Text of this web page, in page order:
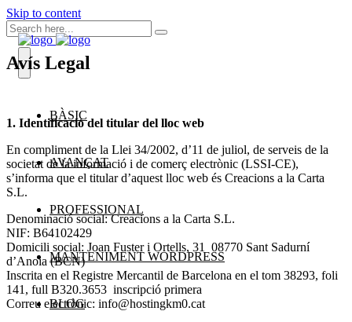
Skip to content
BÀSIC
AVANÇAT
PROFESSIONAL
MANTENIMENT WORDPRESS
BLOG
Avís Legal
1. Identificació del titular del lloc web
En compliment de la Llei 34/2002, d’11 de juliol, de serveis de la
societat de la informació i de comerç electrònic (LSSI-CE),
s’informa que el titular d’aquest lloc web és Creacions a la Carta
S.L.
Denominació social: Creacions a la Carta S.L.
NIF: B64102429
Domicili social: Joan Fuster i Ortells, 31 08770 Sant Sadurní
d’Anoia (BCN)
Inscrita en el Registre Mercantil de Barcelona en el tom 38293, foli
141, full B320.3653 inscripció primera
Correu electrònic: info@hostingkm0.cat